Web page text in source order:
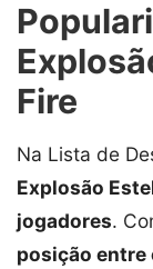
Fire
Na Lista de
Explosão
jogadores.
posição entre